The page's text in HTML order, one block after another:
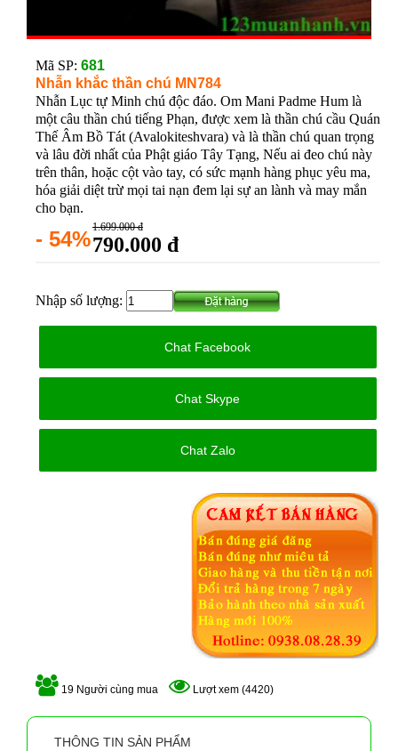
Mã SP: 681
Nhẫn khắc thần chú MN784
Nhẫn Lục tự Minh chú độc đáo. Om Mani Padme Hum là
một câu thần chú tiếng Phạn, được xem là thần chú cầu Quán
Thế Âm Bồ Tát (Avalokiteshvara) và là thần chú quan trọng
và lâu đời nhất của Phật giáo Tây Tạng, Nếu ai đeo chú này
trên thân, hoặc cột vào tay, có sức mạnh hàng phục yêu ma,
hóa giải diệt trừ mọi tai nạn đem lại sự an lành và may mắn
cho bạn.
- 54%1.699.000 đ
790.000 đ
Nhập số lượng:
Chat Facebook
Chat Skype
Chat Zalo
19 Người cùng mua Lượt xem (4420)
THÔNG TIN SẢN PHẨM